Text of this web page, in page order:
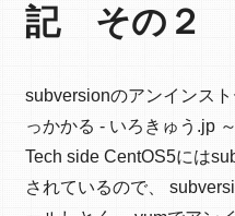
記 その２
subversionのアンインス
っかかる - いろきゅう.jp
Tech side CentOS5には
されているので、